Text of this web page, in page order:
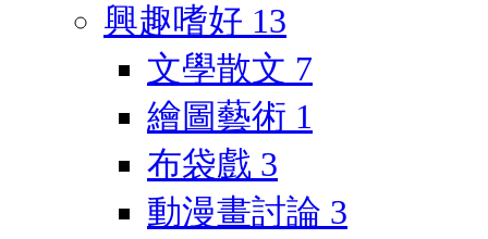
興趣嗜好 13
文學散文 7
繪圖藝術 1
布袋戲 3
動漫畫討論 3